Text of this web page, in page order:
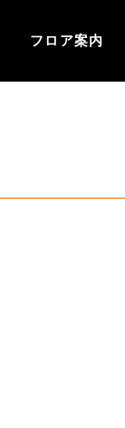
フロア案内